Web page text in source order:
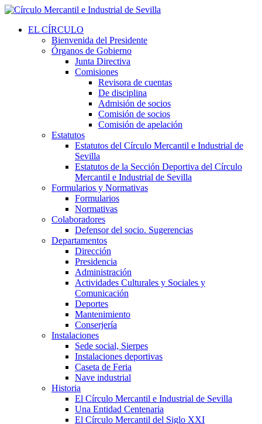
EL CÍRCULO
Bienvenida del Presidente
Órganos de Gobierno
Junta Directiva
Comisiones
Revisora de cuentas
De disciplina
Admisión de socios
Comisión de socios
Comisión de apelación
Estatutos
Estatutos del Círculo Mercantil e Industrial de
Sevilla
Estatutos de la Sección Deportiva del Círculo
Mercantil e Industrial de Sevilla
Formularios y Normativas
Formularios
Normativas
Colaboradores
Defensor del socio. Sugerencias
Departamentos
Dirección
Presidencia
Administración
Actividades Culturales y Sociales y
Comunicación
Deportes
Mantenimiento
Conserjería
Instalaciones
Sede social, Sierpes
Instalaciones deportivas
Caseta de Feria
Nave industrial
Historia
El Círculo Mercantil e Industrial de Sevilla
Una Entidad Centenaria
El Círculo Mercantil del Siglo XXI